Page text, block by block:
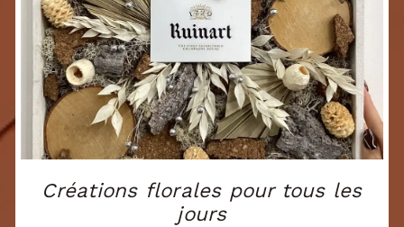
Créations florales pour tous les
jours